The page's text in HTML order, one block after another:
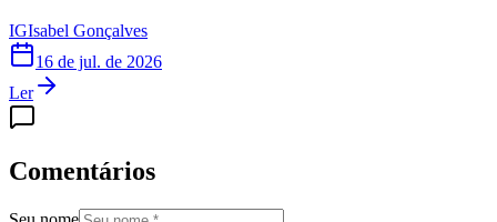
IGIsabel Gonçalves
16 de jul. de 2026
Ler
Comentários